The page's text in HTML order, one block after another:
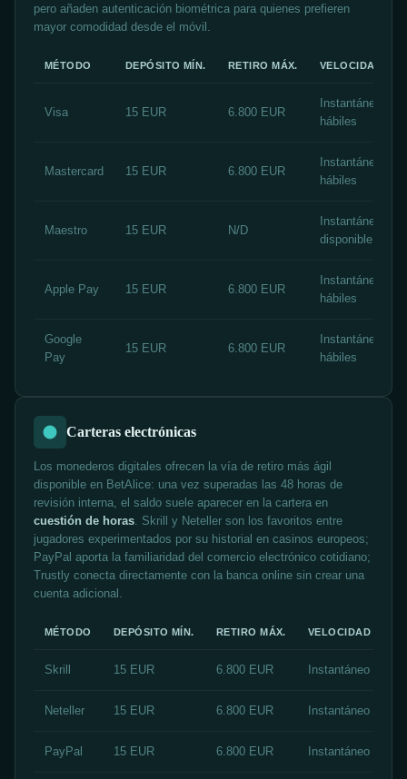
pero añaden autenticación biométrica para quienes prefieren
mayor comodidad desde el móvil.
MÉTODO DEPÓSITO MÍN. RETIRO MÁX. VELOCIDAD
Visa 15 EUR 6.800 EUR
Instantáneo /
hábiles
Mastercard 15 EUR 6.800 EUR
Instantáneo /
hábiles
Maestro 15 EUR N/D
Instantáneo / No
disponible
Apple Pay 15 EUR 6.800 EUR
Instantáneo /
hábiles
Google
Pay
15 EUR 6.800 EUR
Instantáneo /
hábiles
Carteras electrónicas
Los monederos digitales ofrecen la vía de retiro más ágil
disponible en BetAlice: una vez superadas las 48 horas de
revisión interna, el saldo suele aparecer en la cartera en
cuestión de horas . Skrill y Neteller son los favoritos entre
jugadores experimentados por su historial en casinos europeos;
PayPal aporta la familiaridad del comercio electrónico cotidiano;
Trustly conecta directamente con la banca online sin crear una
cuenta adicional.
MÉTODO DEPÓSITO MÍN. RETIRO MÁX. VELOCIDAD
Skrill 15 EUR 6.800 EUR Instantáneo / 2-
Neteller 15 EUR 6.800 EUR Instantáneo / 2-
PayPal 15 EUR 6.800 EUR Instantáneo / 4-